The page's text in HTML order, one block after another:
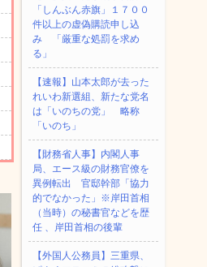
「しんぶん赤旗」１７００
件以上の虚偽購読申し込
み 「厳重な処罰を求め
る」
【速報】山本太郎が去った
れいわ新選組、新たな党名
は「いのちの党」 略称
「いのち」
【財務省人事】内閣人事
局、エース級の財務官僚を
異例転出 官邸幹部「協力
的でなかった」※岸田首相
（当時）の秘書官などを歴
任 、岸田首相の後輩
【外国人公務員】三重県、